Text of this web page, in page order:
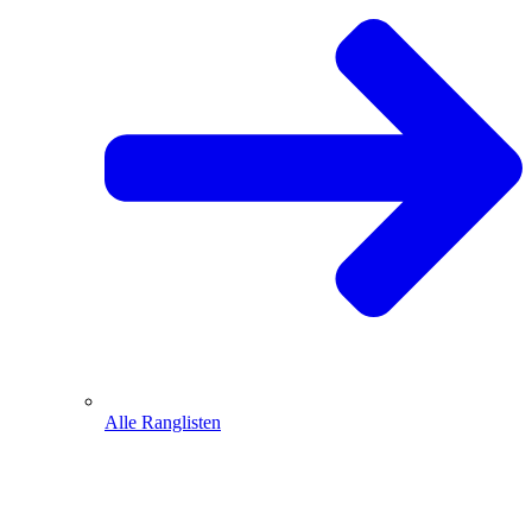
Alle Ranglisten